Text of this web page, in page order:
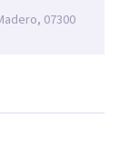
07300